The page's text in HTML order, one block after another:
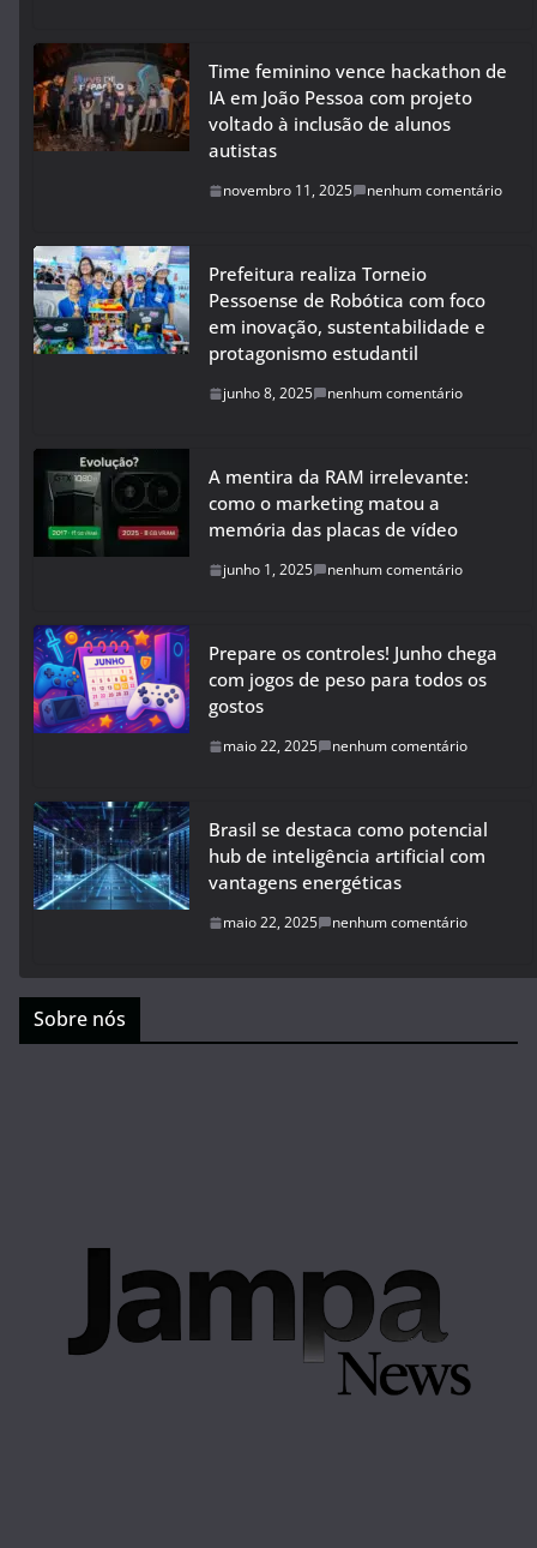
Time feminino vence hackathon de
IA em João Pessoa com projeto
voltado à inclusão de alunos
autistas
novembro 11, 2025 nenhum comentário
Prefeitura realiza Torneio
Pessoense de Robótica com foco
em inovação, sustentabilidade e
protagonismo estudantil
junho 8, 2025 nenhum comentário
A mentira da RAM irrelevante:
como o marketing matou a
memória das placas de vídeo
junho 1, 2025 nenhum comentário
Prepare os controles! Junho chega
com jogos de peso para todos os
gostos
maio 22, 2025 nenhum comentário
Brasil se destaca como potencial
hub de inteligência artificial com
vantagens energéticas
maio 22, 2025 nenhum comentário
Sobre nós